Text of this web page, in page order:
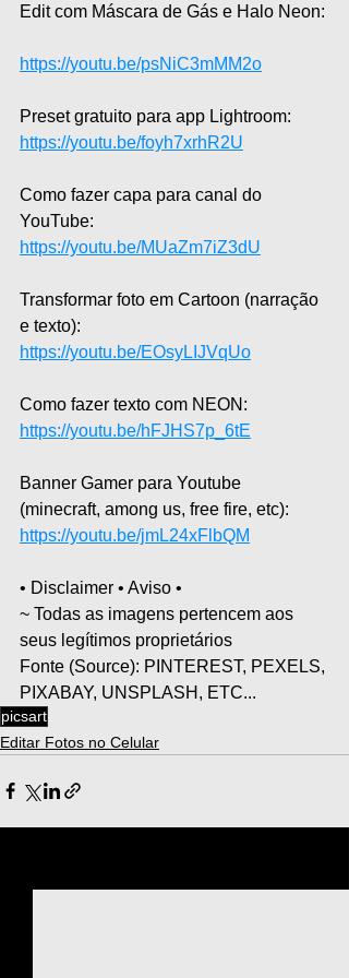
Edit com Máscara de Gás e Halo Neon:
https://youtu.be/psNiC3mMM2o
Preset gratuito para app Lightroom:
https://youtu.be/foyh7xrhR2U
Como fazer capa para canal do
YouTube:
https://youtu.be/MUaZm7iZ3dU
Transformar foto em Cartoon (narração
e texto):
https://youtu.be/EOsyLIJVqUo
Como fazer texto com NEON:
https://youtu.be/hFJHS7p_6tE
Banner Gamer para Youtube
(minecraft, among us, free fire, etc):
https://youtu.be/jmL24xFlbQM
• Disclaimer • Aviso •
~ Todas as imagens pertencem aos
seus legítimos proprietários
Fonte (Source): PINTEREST, PEXELS,
PIXABAY, UNSPLASH, ETC...
picsart
Editar Fotos no Celular